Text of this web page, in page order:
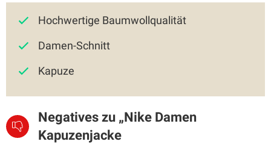
Hochwertige Baumwollqualität
Damen-Schnitt
Kapuze
Negatives zu „Nike Damen
Kapuzenjacke